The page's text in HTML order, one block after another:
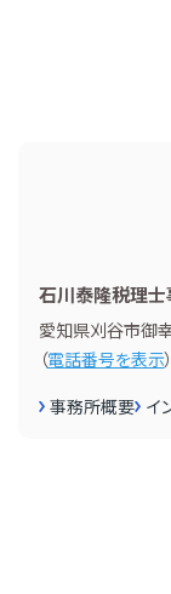
石川泰隆税理士
愛知県刈谷市御
（電話番号を表示）
事務所概要 イ